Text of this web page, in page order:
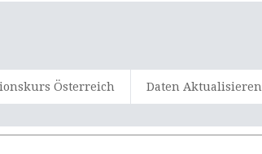
Österreich Daten Aktualisieren